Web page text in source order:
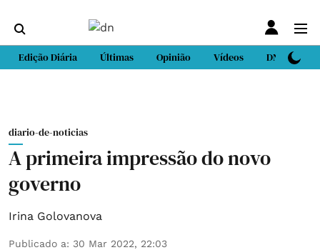
Edição Diária Últimas Opinião Vídeos DN Sport
diario-de-noticias
A primeira impressão do novo
governo
Irina Golovanova
Publicado a: 30 Mar 2022, 22:03